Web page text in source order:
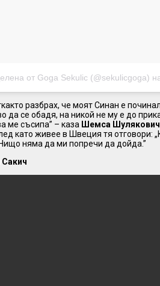
от Goga Sekulic (@sekulicgoga)
разбрах, че моят Синан е
да се обадя, на никой не му е до
ме съсипа” – каза Шемса Шулякович
като живее в Швеция тя отговори:
няма да ми попречи да дойда.”